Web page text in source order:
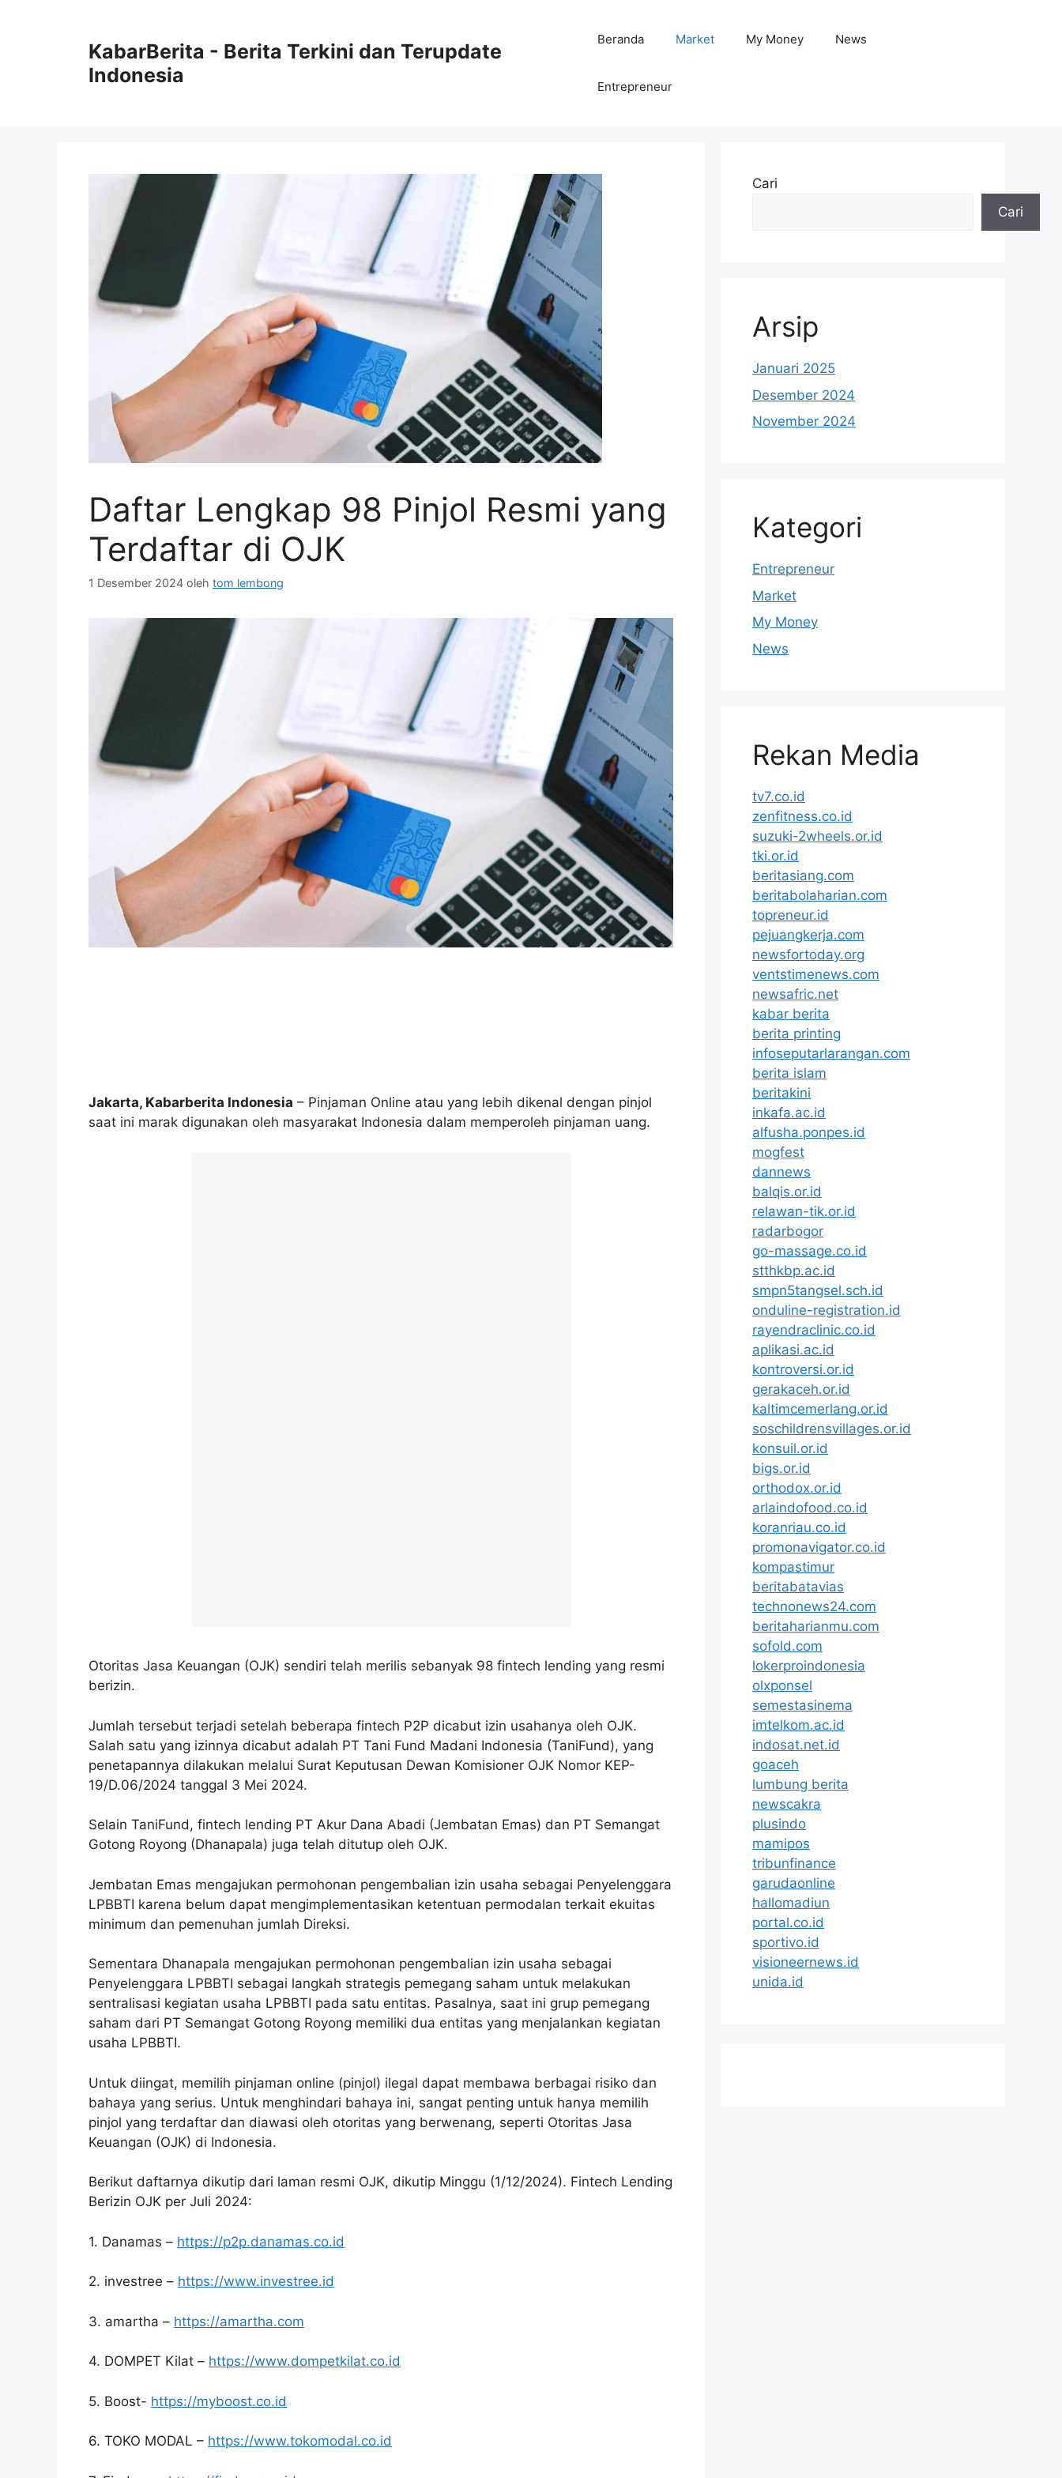
KabarBerita - Berita Terkini dan Terupdate
Indonesia
Beranda Market My Money News
Entrepreneur
Daftar Lengkap 98 Pinjol Resmi yang
Terdaftar di OJK
1 Desember 2024 oleh tom lembong
Jakarta, Kabarberita Indonesia – Pinjaman Online atau yang lebih dikenal dengan pinjol
saat ini marak digunakan oleh masyarakat Indonesia dalam memperoleh pinjaman uang.
Otoritas Jasa Keuangan (OJK) sendiri telah merilis sebanyak 98 fintech lending yang resmi
berizin.
Jumlah tersebut terjadi setelah beberapa fintech P2P dicabut izin usahanya oleh OJK.
Salah satu yang izinnya dicabut adalah PT Tani Fund Madani Indonesia (TaniFund), yang
penetapannya dilakukan melalui Surat Keputusan Dewan Komisioner OJK Nomor KEP-
19/D.06/2024 tanggal 3 Mei 2024.
Selain TaniFund, fintech lending PT Akur Dana Abadi (Jembatan Emas) dan PT Semangat
Gotong Royong (Dhanapala) juga telah ditutup oleh OJK.
Jembatan Emas mengajukan permohonan pengembalian izin usaha sebagai Penyelenggara
LPBBTI karena belum dapat mengimplementasikan ketentuan permodalan terkait ekuitas
minimum dan pemenuhan jumlah Direksi.
Sementara Dhanapala mengajukan permohonan pengembalian izin usaha sebagai
Penyelenggara LPBBTI sebagai langkah strategis pemegang saham untuk melakukan
sentralisasi kegiatan usaha LPBBTI pada satu entitas. Pasalnya, saat ini grup pemegang
saham dari PT Semangat Gotong Royong memiliki dua entitas yang menjalankan kegiatan
usaha LPBBTI.
Untuk diingat, memilih pinjaman online (pinjol) ilegal dapat membawa berbagai risiko dan
bahaya yang serius. Untuk menghindari bahaya ini, sangat penting untuk hanya memilih
pinjol yang terdaftar dan diawasi oleh otoritas yang berwenang, seperti Otoritas Jasa
Keuangan (OJK) di Indonesia.
Berikut daftarnya dikutip dari laman resmi OJK, dikutip Minggu (1/12/2024). Fintech Lending
Berizin OJK per Juli 2024:
1. Danamas – https://p2p.danamas.co.id
2. investree – https://www.investree.id
3. amartha – https://amartha.com
4. DOMPET Kilat – https://www.dompetkilat.co.id
5. Boost- https://myboost.co.id
6. TOKO MODAL – https://www.tokomodal.co.id
Cari
Cari
Arsip
Januari 2025
Desember 2024
November 2024
Kategori
Entrepreneur
Market
My Money
News
Rekan Media
tv7.co.id
zenfitness.co.id
suzuki-2wheels.or.id
tki.or.id
beritasiang.com
beritabolaharian.com
topreneur.id
pejuangkerja.com
newsfortoday.org
ventstimenews.com
newsafric.net
kabar berita
berita printing
infoseputarlarangan.com
berita islam
beritakini
inkafa.ac.id
alfusha.ponpes.id
mogfest
dannews
balqis.or.id
relawan-tik.or.id
radarbogor
go-massage.co.id
stthkbp.ac.id
smpn5tangsel.sch.id
onduline-registration.id
rayendraclinic.co.id
aplikasi.ac.id
kontroversi.or.id
gerakaceh.or.id
kaltimcemerlang.or.id
soschildrensvillages.or.id
konsuil.or.id
bigs.or.id
orthodox.or.id
arlaindofood.co.id
koranriau.co.id
promonavigator.co.id
kompastimur
beritabatavias
technonews24.com
beritaharianmu.com
sofold.com
lokerproindonesia
olxponsel
semestasinema
imtelkom.ac.id
indosat.net.id
goaceh
lumbung berita
newscakra
plusindo
mamipos
tribunfinance
garudaonline
hallomadiun
portal.co.id
sportivo.id
visioneernews.id
unida.id